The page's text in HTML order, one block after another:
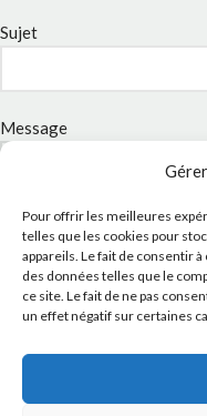
Pour offrir les meilleures
telles que les cookies pour
appareils. Le fait de consentir
des données telles que le
ce site. Le fait de ne pas
un effet négatif sur certaines
Sujet
Message
Politique de